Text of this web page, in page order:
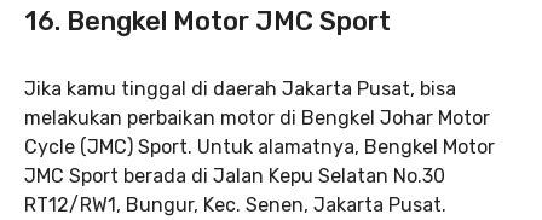
16. Bengkel Motor JMC Sport
Jika kamu tinggal di daerah Jakarta Pusat, bisa
melakukan perbaikan motor di Bengkel Johar Motor
Cycle (JMC) Sport. Untuk alamatnya, Bengkel Motor
JMC Sport berada di Jalan Kepu Selatan No.30
RT12/RW1, Bungur, Kec. Senen, Jakarta Pusat.